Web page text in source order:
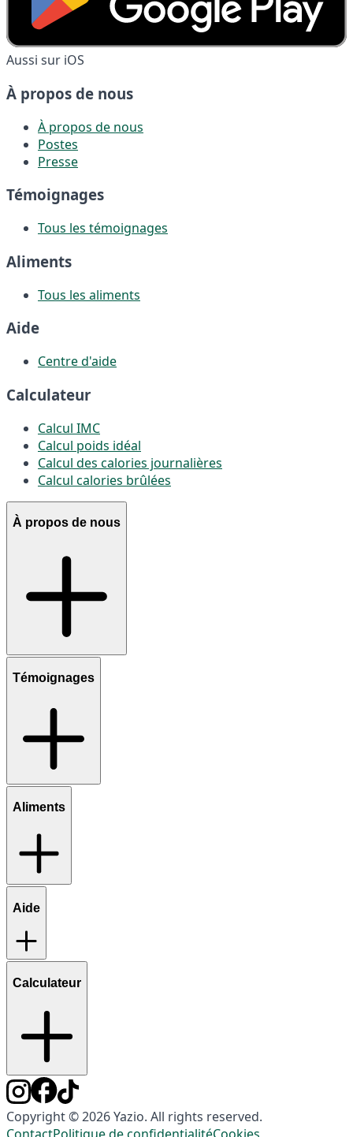
Aussi sur iOS
À propos de nous
À propos de nous
Postes
Presse
Témoignages
Tous les témoignages
Aliments
Tous les aliments
Aide
Centre d'aide
Calculateur
Calcul IMC
Calcul poids idéal
Calcul des calories journalières
Calcul calories brûlées
À propos de nous
Témoignages
Aliments
Aide
Calculateur
Copyright © 2026 Yazio. All rights reserved.